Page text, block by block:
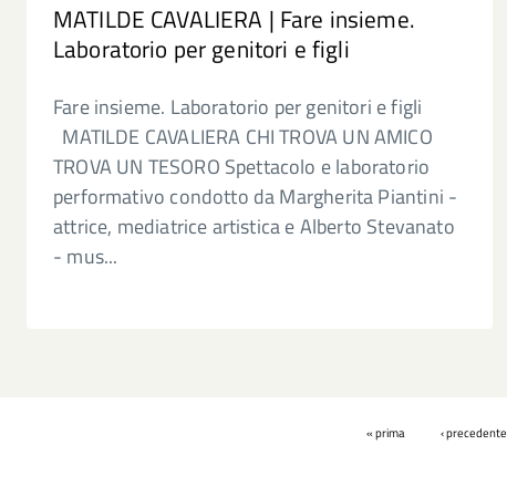
MATILDE CAVALIERA | Fare insieme.
Laboratorio per genitori e figli
Fare insieme. Laboratorio per genitori e figli
MATILDE CAVALIERA CHI TROVA UN AMICO
TROVA UN TESORO Spettacolo e laboratorio
performativo condotto da Margherita Piantini -
attrice, mediatrice artistica e Alberto Stevanato
- mus...
Pagine
« prima ‹ precedente